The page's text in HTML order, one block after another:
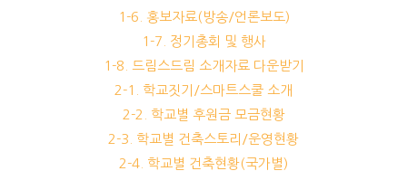
1-6. 홍보자료(방송/언론보도)
1-7. 정기총회 및 행사
1-8. 드림스드림 소개자료 다운받기
2-1. 학교짓기/스마트스쿨 소개
2-2. 학교별 후원금 모금현황
2-3. 학교별 건축스토리/운영현황
2-4. 학교별 건축현황(국가별)